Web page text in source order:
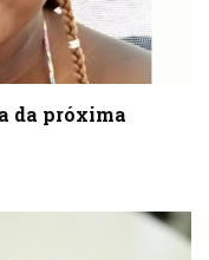
da próxima